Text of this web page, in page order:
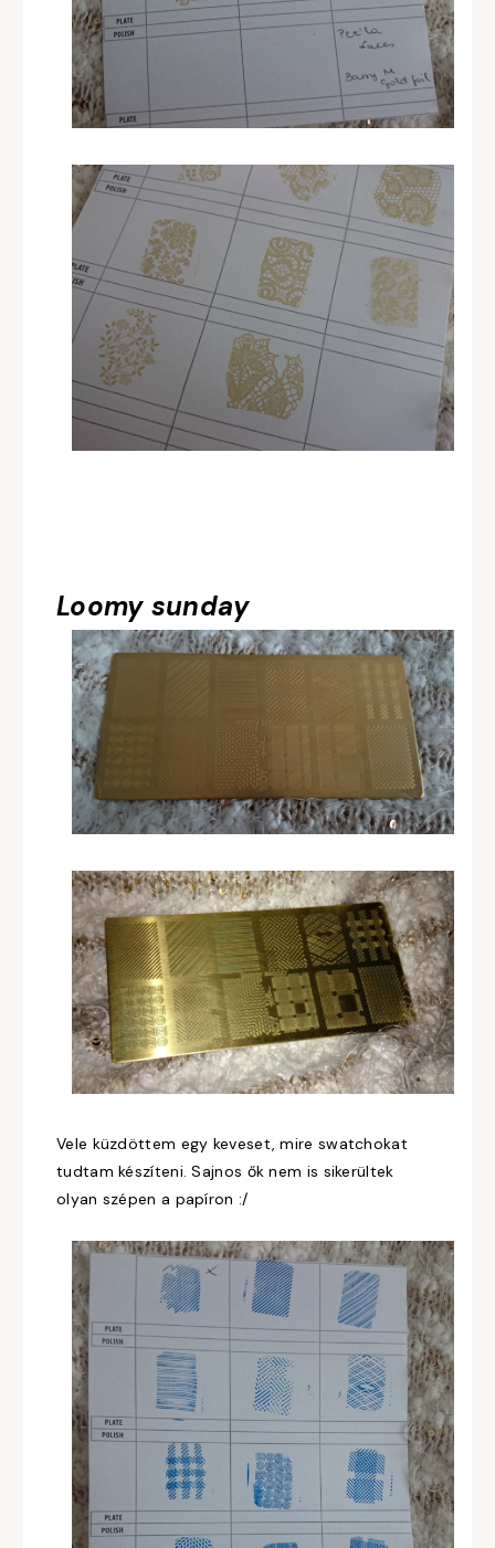
Loomy sunday
Vele küzdöttem egy keveset, mire swatchokat
tudtam készíteni. Sajnos ők nem is sikerültek
olyan szépen a papíron :/